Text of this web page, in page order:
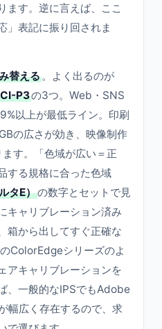
ます。逆に言えば、ここ
」表記に振り回されま
替える。よく出るのが
P3の3つ。Web・SNS
以上が最低ライン。印刷
の広さが効き、映像制作
す。「色域が広い＝正
する規格に合った色域
タE）の数字とセットで見
キャリブレーション済み
箱から出してすぐ正確な
ColorEdgeシリーズのよ
アキャリブレーションを
、一般的なIPSでもAdobe
幅広く存在するので、求